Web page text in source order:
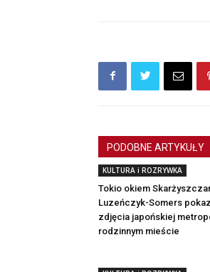
PODOBNE ARTYKUŁY
KULTURA i ROZRYWKA
Tokio okiem
Luzeńczyk-Somers
zdjęcia japońskiej
rodzinnym mieście